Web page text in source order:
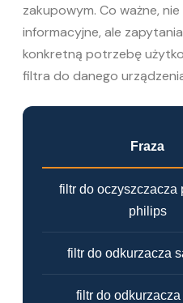
zakupowym. Co ważne,
informacyjne, ale
konkretną potrzebę
filtra do danego
Fraza
filtr do oczyszczacza
philips
filtr do odkurzacza
filtr do odkurzacza